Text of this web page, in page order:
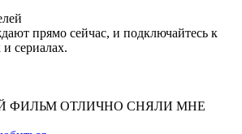
прямо сейчас, и подключайтесь к
сериалах.
ФИЛЬМ ОТЛИЧНО СНЯЛИ МНЕ